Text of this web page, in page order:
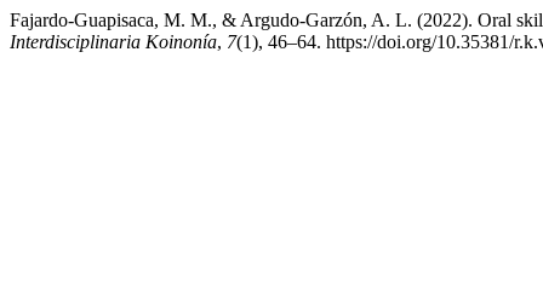
Fajardo-Guapisaca, M. M., & Argudo-Garzón, A. L. (2022). Oral
Interdisciplinaria Koinonía, 7(1), 46–64. https://doi.org/10.35381/